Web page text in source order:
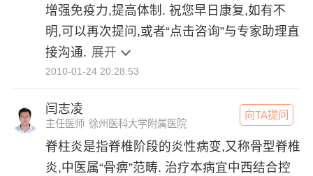
增强免疫力,提高体制. 祝您早日康复,如有不
明,可以再次提问,或者“点击咨询”与专家助理直
接沟通. 展开
2010-01-24 20:28:53
向TA提问
闫志凌
主任医师 徐州医科大学附属医院
脊柱炎是指脊椎阶段的炎性病变,又称骨型脊椎
炎,中医属“骨痹”范畴. 治疗本病宜中西结合控